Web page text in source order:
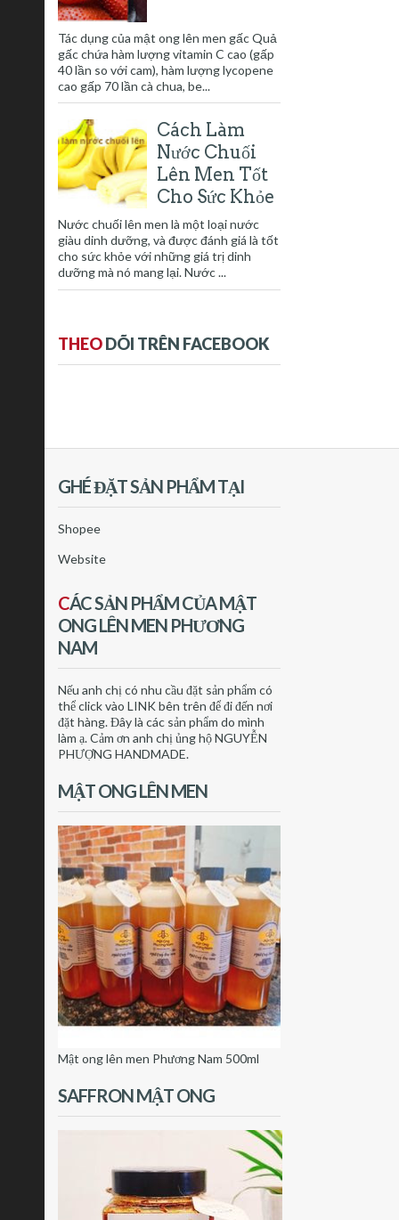
Tác dụng của mật ong lên men gấc Quả
gấc chứa hàm lượng vitamin C cao (gấp
40 lần so với cam), hàm lượng lycopene
cao gấp 70 lần cà chua, be...
Cách Làm
Nước Chuối
Lên Men Tốt
Cho Sức Khỏe
Nước chuối lên men là một loại nước
giàu dinh dưỡng, và được đánh giá là tốt
cho sức khỏe với những giá trị dinh
dưỡng mà nó mang lại. Nước ...
THEODÕI TRÊN FACEBOOK
GHÉ ĐẶT SẢN PHẨM TẠI
Shopee
Website
CÁC SẢN PHẨM CỦA MẬT
ONG LÊN MEN PHƯƠNG
NAM
Nếu anh chị có nhu cầu đặt sản phẩm có
thể click vào LINK bên trên để đi đến nơi
đặt hàng. Đây là các sản phẩm do mình
làm ạ. Cảm ơn anh chị ủng hộ NGUYỄN
PHƯỢNG HANDMADE.
MẬT ONG LÊN MEN
Mật ong lên men Phương Nam 500ml
SAFFRON MẬT ONG